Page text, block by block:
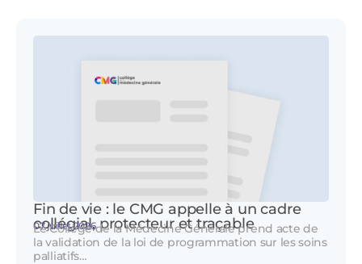
Fin de vie : le CMG appelle à un cadre
collégial, protecteur et traçable
07 juillet 2026
Le Collège de la Médecine Générale prend acte de
la validation de la loi de programmation sur les soins
palliatifs…